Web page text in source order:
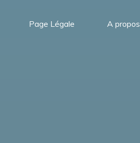
Page Légale A propos